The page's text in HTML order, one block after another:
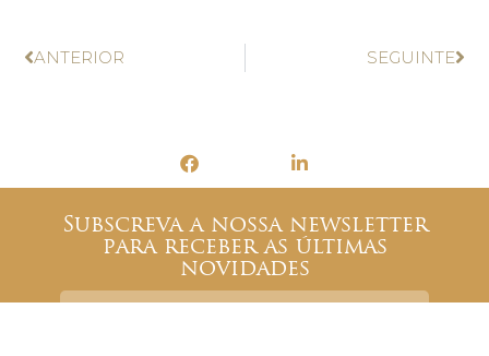
ANTERIOR SEGUINTE
Subscreva a nossa newsletter
para receber as últimas
novidades